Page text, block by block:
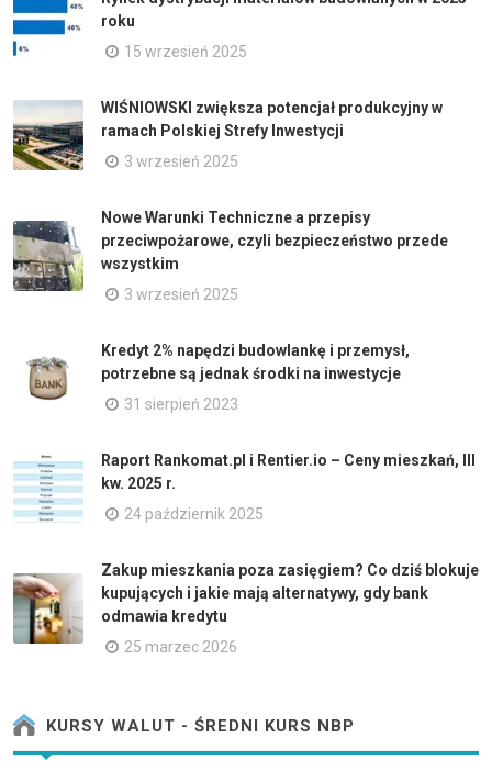
roku
15 wrzesień 2025
WIŚNIOWSKI zwiększa potencjał produkcyjny w
ramach Polskiej Strefy Inwestycji
3 wrzesień 2025
Nowe Warunki Techniczne a przepisy
przeciwpożarowe, czyli bezpieczeństwo przede
wszystkim
3 wrzesień 2025
Kredyt 2% napędzi budowlankę i przemysł,
potrzebne są jednak środki na inwestycje
31 sierpień 2023
Raport Rankomat.pl i Rentier.io – Ceny mieszkań, III
kw. 2025 r.
24 październik 2025
Zakup mieszkania poza zasięgiem? Co dziś blokuje
kupujących i jakie mają alternatywy, gdy bank
odmawia kredytu
25 marzec 2026
KURSY WALUT - ŚREDNI KURS NBP